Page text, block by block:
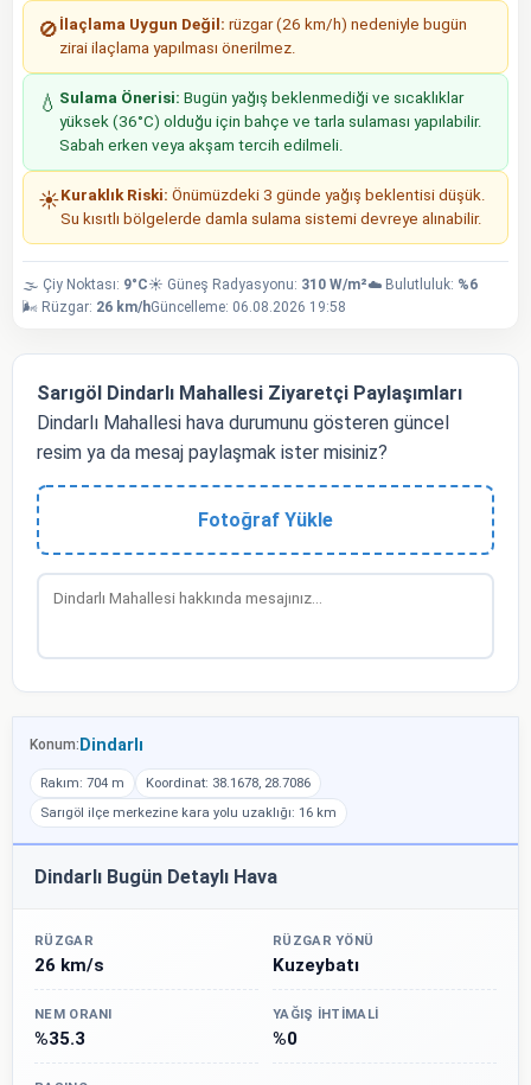
🚫 İlaçlama Uygun Değil: rüzgar (26 km/h) nedeniyle bugün
zirai ilaçlama yapılması önerilmez.
💧 Sulama Önerisi: Bugün yağış beklenmediği ve sıcaklıklar
yüksek (36°C) olduğu için bahçe ve tarla sulaması yapılabilir.
Sabah erken veya akşam tercih edilmeli.
☀️Kuraklık Riski: Önümüzdeki 3 günde yağış beklentisi düşük.
Su kısıtlı bölgelerde damla sulama sistemi devreye alınabilir.
🌫️ Çiy Noktası: 9°C☀️ Güneş Radyasyonu: 310 W/m²☁️ Bulutluluk: %6
🌬️ Rüzgar: 26 km/hGüncelleme: 06.08.2026 19:58
Sarıgöl Dindarlı Mahallesi Ziyaretçi Paylaşımları
Dindarlı Mahallesi hava durumunu gösteren güncel
resim ya da mesaj paylaşmak ister misiniz?
Fotoğraf Yükle
Konum: Dindarlı
Rakım: 704 m
Koordinat: 38.1678, 28.7086
Sarıgöl ilçe merkezine kara yolu uzaklığı: 16 km
Dindarlı Bugün Detaylı Hava
RÜZGAR
26 km/s
RÜZGAR YÖNÜ
Kuzeybatı
NEM ORANI
%35.3
YAĞIŞ İHTIMALI
%0